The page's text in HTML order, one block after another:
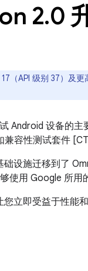
2.0
API 级别 37）及更
Android 设备的主
容性测试套件
设施迁移到了
使用 Google 所用
立即受益于性能和